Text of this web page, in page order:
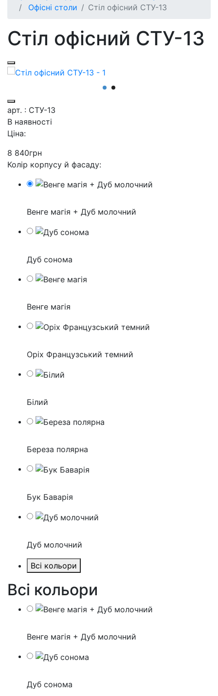
Офісні столи
Стіл офісний СТУ-13
Стіл офісний СТУ-13
арт. : СТУ-13
В наявності
Ціна:
8 840грн
Колір корпусу й фасаду:
Венге магія + Дуб молочний
Дуб сонома
Венге магія
Оріх Французський темний
Білий
Береза полярна
Бук Баварія
Дуб молочний
Всі кольори
Всі кольори
Венге магія + Дуб молочний
Дуб сонома